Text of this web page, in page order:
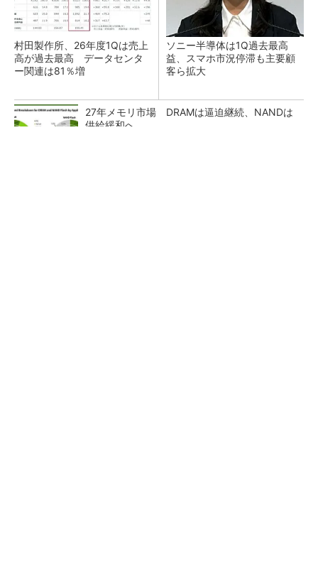
村田製作所、26年度1Qは売上
高が過去最高 データセンタ
ー関連は81％増
ソニー半導体は1Q過去最高
益、スマホ市況停滞も主要顧
客ら拡大
27年メモリ市場 DRAMは逼迫継続、NANDは
供給緩和へ